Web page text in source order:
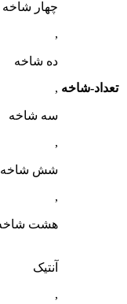
تعداد-شاخه
چهار شاخه
,
ده شاخه
,
سه شاخه
,
شش شاخه
,
هشت
آنتیک
,